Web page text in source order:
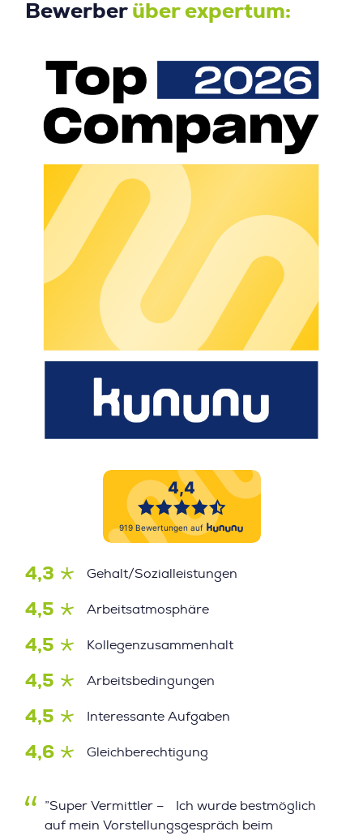
Bewerber über expertum:
4,3 Gehalt/Sozialleistungen
4,5 Arbeitsatmosphäre
4,5 Kollegenzusammenhalt
4,5 Arbeitsbedingungen
4,5 Interessante Aufgaben
4,6 Gleichberechtigung
”Super Vermittler – Ich wurde bestmöglich
auf mein Vorstellungsgespräch beim